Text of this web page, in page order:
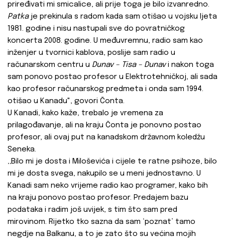
priređivati mi smicalice, ali prije toga je bilo izvanredno.
Patkaje prekinula s radom kada sam otišao u vojsku ljeta
1981. godine i nisu nastupali sve do povratničkog
koncerta 2008. godine. U međuvremnu, radio sam kao
inženjer u tvornici kablova, poslije sam radio u
računarskom centru u Dunav – Tisa – Dunavi nakon toga
sam ponovo postao profesor u Elektrotehničkoj, ali sada
kao profesor računarskog predmeta i onda sam 1994.
otišao u Kanadu", govori Čonta.
U Kanadi, kako kaže, trebalo je vremena za
prilagođavanje, ali na kraju Čonta je ponovno postao
profesor, ali ovaj put na kanadskom državnom koledžu
Seneka.
‚‚Bilo mi je dosta i Miloševića i cijele te ratne psihoze, bilo
mi je dosta svega, nakupilo se u meni jednostavno. U
Kanadi sam neko vrijeme radio kao programer, kako bih
na kraju ponovo postao profesor. Predajem bazu
podataka i radim još uvijek, s tim što sam pred
mirovinom. Rijetko tko sazna da sam ‘poznat’ tamo
negdje na Balkanu, a to je zato što su većina mojih